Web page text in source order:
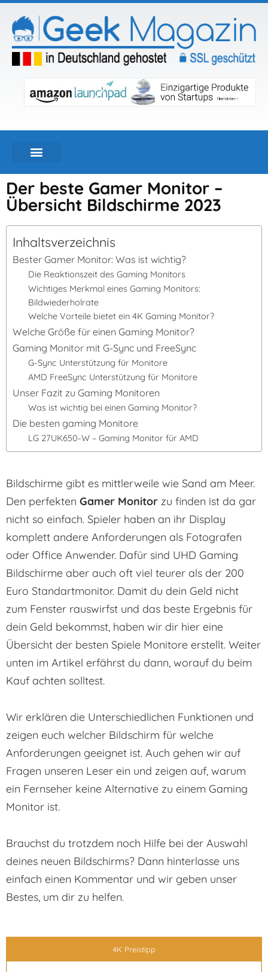
Der beste Gamer Monitor –
Übersicht Bildschirme 2023
Inhaltsverzeichnis
Bester Gamer Monitor: Was ist wichtig?
Die Reaktionszeit des Gaming Monitors
Wichtiges Merkmal eines Gaming Monitors:
Bildwiederholrate
Welche Vorteile bietet ein 4K Gaming Monitor?
Welche Größe für einen Gaming Monitor?
Gaming Monitor mit G-Sync und FreeSync
G-Sync Unterstützung für Monitore
AMD FreeSync Unterstützung für Monitore
Unser Fazit zu Gaming Monitoren
Was ist wichtig bei einen Gaming Monitor?
Die besten gaming Monitore
LG 27UK650-W – Gaming Monitor für AMD
Bildschirme gibt es mittlerweile wie Sand am Meer.
Den perfekten Gamer Monitor zu finden ist da gar
nicht so einfach. Spieler haben an ihr Display
komplett andere Anforderungen als Fotografen
oder Office Anwender. Dafür sind UHD Gaming
Bildschirme aber auch oft viel teurer als der 200
Euro Standartmonitor. Damit du dein Geld nicht
zum Fenster rauswirfst und das beste Ergebnis für
dein Geld bekommst, haben wir dir hier eine
Übersicht der besten Spiele Monitore erstellt. Weiter
unten im Artikel erfährst du dann, worauf du beim
Kauf achten solltest.
Wir erklären die Unterschiedlichen Funktionen und
zeigen euch welcher Bildschirm für welche
Anforderungen geeignet ist. Auch gehen wir auf
Fragen unseren Leser ein und zeigen auf, warum
ein Fernseher keine Alternative zu einem Gaming
Monitor ist.
Brauchst du trotzdem noch Hilfe bei der Auswahl
deines neuen Bildschirms? Dann hinterlasse uns
einfach einen Kommentar und wir geben unser
Bestes, um dir zu helfen.
4K Preistipp